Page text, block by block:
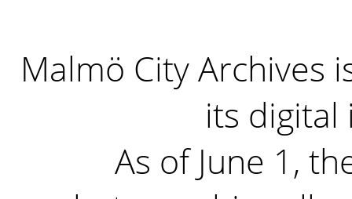
Malmö City Archives
its digital
As of June 1,